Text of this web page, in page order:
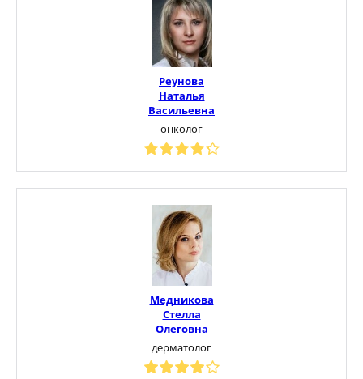
Реунова
Наталья
Васильевна
онколог
Медникова
Стелла
Олеговна
дерматолог